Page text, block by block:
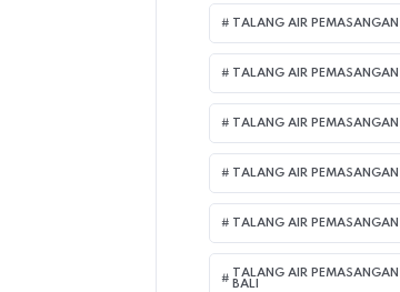
TALANG AIR PEMASANGAN
TALANG AIR
TALANG AIR PEMASANGAN
TALANG AIR PEMASANGAN
TALANG AIR PEMASANGAN
TALANG AIR
BALI